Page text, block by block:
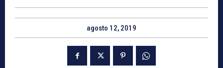
agosto 12, 2019